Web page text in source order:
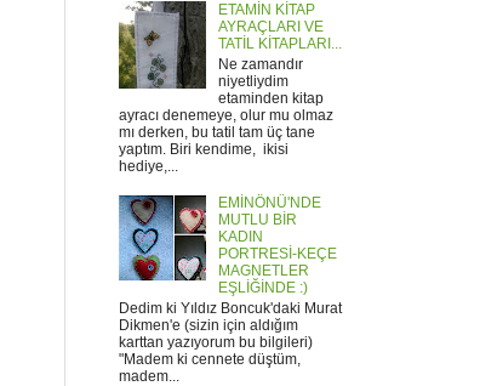
ETAMİN KİTAP
AYRAÇLARI VE
TATİL KİTAPLARI...
Ne zamandır
niyetliydim
etaminden kitap
ayracı denemeye, olur mu olmaz
mı derken, bu tatil tam üç tane
yaptım. Biri kendime, ikisi
hediye,...
EMİNÖNÜ'NDE
MUTLU BİR
KADIN
PORTRESİ-KEÇE
MAGNETLER
EŞLİĞİNDE :)
Dedim ki Yıldız Boncuk'daki Murat
Dikmen'e (sizin için aldığım
karttan yazıyorum bu bilgileri)
"Madem ki cennete düştüm,
madem...